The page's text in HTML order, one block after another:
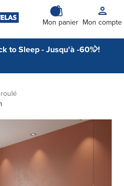
Mon panier Mon compte
to Sleep - Jusqu'à -60% !